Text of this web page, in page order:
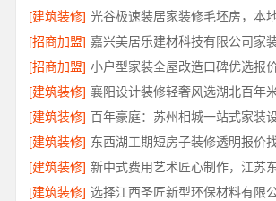
[建筑装修]
[招商加盟] 嘉兴美居乐建材科技有限公司家
[招商加盟]
[建筑装修]
[建筑装修] 百年豪庭：苏州相城一站式家装
[建筑装修]
[建筑装修]
[建筑装修]